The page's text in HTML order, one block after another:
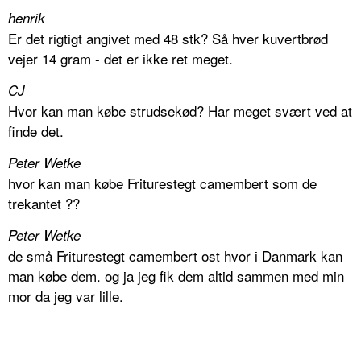
henrik
Er det rigtigt angivet med 48 stk? Så hver kuvertbrød
vejer 14 gram - det er ikke ret meget.
CJ
Hvor kan man købe strudsekød? Har meget svært ved at
finde det.
Peter Wetke
hvor kan man købe Friturestegt camembert som de
trekantet ??
Peter Wetke
de små Friturestegt camembert ost hvor i Danmark kan
man købe dem. og ja jeg fik dem altid sammen med min
mor da jeg var lille.